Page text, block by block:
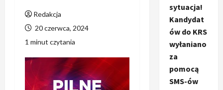
Redakcja
20 czerwca, 2024
1 minut czytania
sytuacja!
Kandydat
ów do KRS
wyłaniano
za
pomocą
SMS-ów